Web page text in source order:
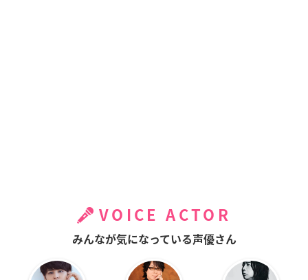
VOICE ACTOR
みんなが気になっている声優さん